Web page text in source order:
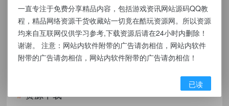
资源下载
一直专注于免费分享精品内容，包括游戏资讯网站源码QQ教
程，精品网络资源干货收藏站一切竟在酷玩资源网。所以资源
均来自互联网仅供学习参考,下载资源后请在24小时内删除！
谢谢。 注意：网站内软件附带的广告请勿相信，网站内软件
附带的广告请勿相信，网站内软件附带的广告请勿相信！
已读